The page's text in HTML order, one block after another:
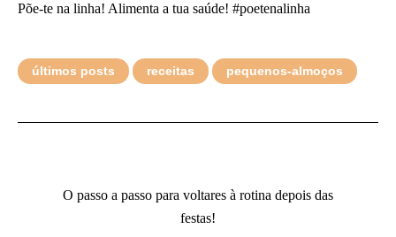
Põe-te na linha! Alimenta a tua saúde! #poetenalinha
últimos posts receitas pequenos-almoços
O passo a passo para voltares à rotina depois das
festas!